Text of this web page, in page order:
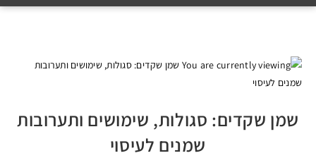
שמן שקדים: סגולות, שימושים ותערובות
שמנים לעיסוי